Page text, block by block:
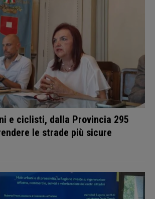
e ciclisti, dalla Provincia 295
le strade più sicure